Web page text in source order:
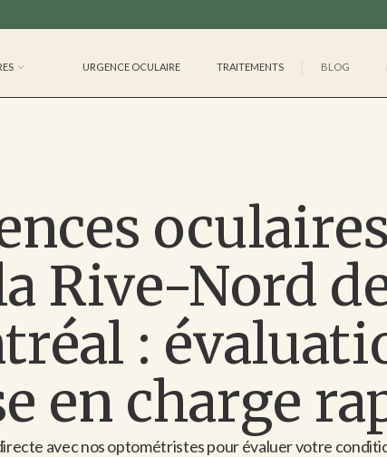
URGENCE OCULAIRE TRAITEMENTS BLOG
Rive-Nord
:
en charge
avec nos optométristes pour évaluer votre